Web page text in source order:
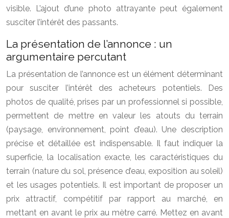
visible. L’ajout d’une photo attrayante peut également
susciter l’intérêt des passants.
La présentation de l’annonce : un
argumentaire percutant
La présentation de l’annonce est un élément déterminant
pour susciter l’intérêt des acheteurs potentiels. Des
photos de qualité, prises par un professionnel si possible,
permettent de mettre en valeur les atouts du terrain
(paysage, environnement, point d’eau). Une description
précise et détaillée est indispensable. Il faut indiquer la
superficie, la localisation exacte, les caractéristiques du
terrain (nature du sol, présence d’eau, exposition au soleil)
et les usages potentiels. Il est important de proposer un
prix attractif, compétitif par rapport au marché, en
mettant en avant le prix au mètre carré. Mettez en avant